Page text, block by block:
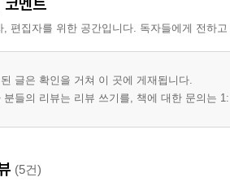
, 편집자를 위한 공간입니다. 독자들에게 전하
글은 확인을 거쳐 이 곳에 게재됩니다.
분들의 리뷰는 리뷰 쓰기를, 책에 대한 문의는
(5건)